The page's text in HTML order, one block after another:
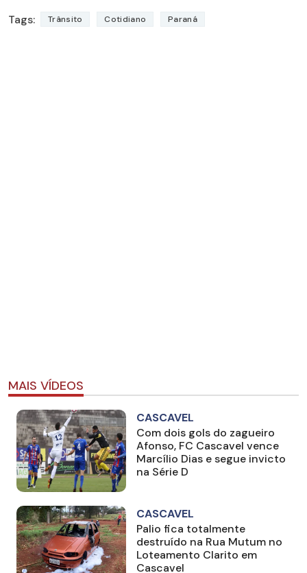
Tags: Trânsito Cotidiano Paraná
MAIS VÍDEOS
CASCAVEL
Com dois gols do zagueiro
Afonso, FC Cascavel vence
Marcílio Dias e segue invicto
na Série D
CASCAVEL
Palio fica totalmente
destruído na Rua Mutum no
Loteamento Clarito em
Cascavel